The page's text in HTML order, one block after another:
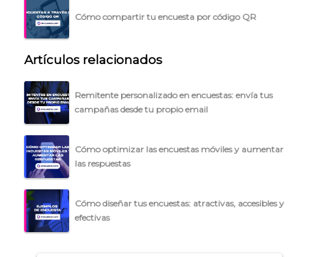
Cómo compartir tu encuesta por código QR
Artículos relacionados
Remitente personalizado en encuestas: envía tus
campañas desde tu propio email
Cómo optimizar las encuestas móviles y aumentar
las respuestas
Cómo diseñar tus encuestas: atractivas, accesibles y
efectivas